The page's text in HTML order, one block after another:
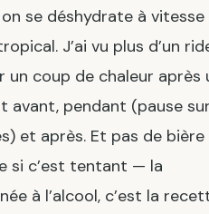
se déshydrate à vitesse
J’ai vu plus d’un
un coup de chaleur après
avant, pendant (pause
et après. Et pas de bière
si c’est tentant — la
à l’alcool, c’est la